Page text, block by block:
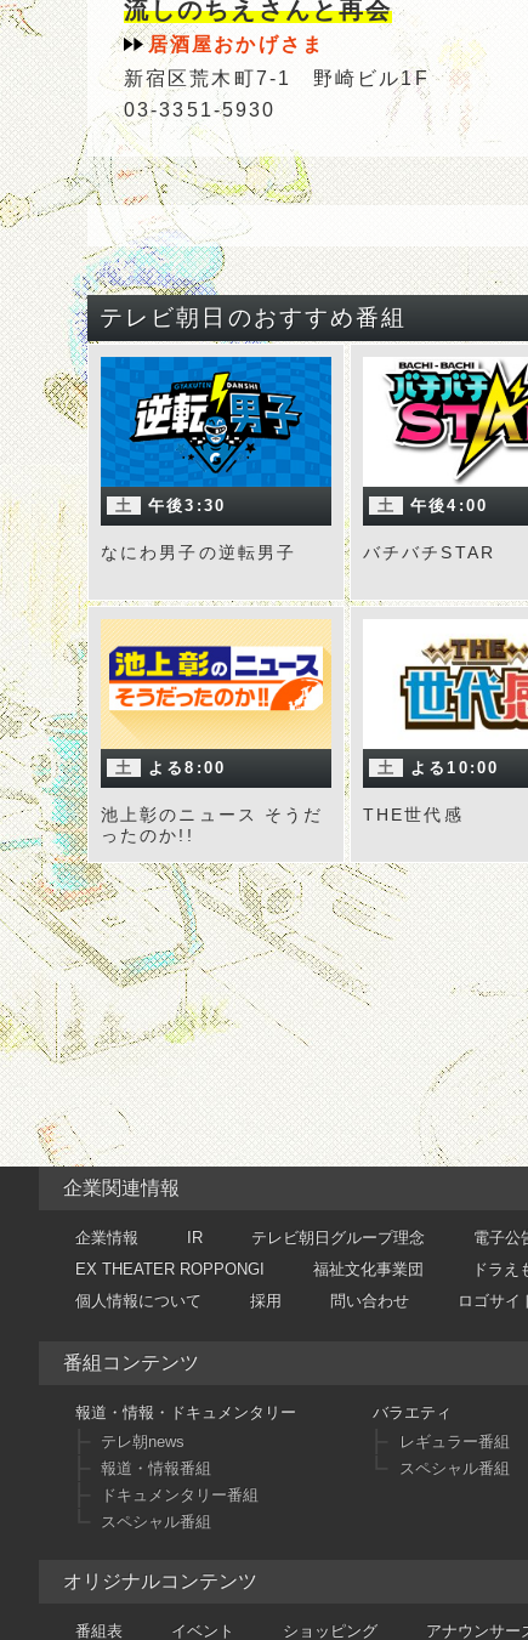
流しのちえさんと再会
居酒屋おかげさま
新宿区荒木町7-1 野崎ビル1F
03-3351-5930
テレビ朝日のおすすめ番組
土 午後3:30
なにわ男子の逆転男子
土 午後4:00
バチバチSTAR
土 よる8:00
池上彰のニュース そうだ
ったのか!!
土 よる10:00
THE世代感
企業関連情報
企業情報 IR テレビ朝日グループ理念 電子公
EX THEATER ROPPONGI
福祉文化事業団 ドラえ
個人情報について
採用 問い合わせ ロゴサイ
番組コンテンツ
報道・情報・ドキュメンタリー
テレ朝news
報道・情報番組
ドキュメンタリー番組
スペシャル番組
バラエティ
レギュラー番組
スペシャル番組
オリジナルコンテンツ
番組表 イベント ショッピング アナウンサー